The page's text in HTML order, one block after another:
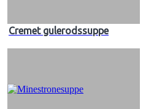
Cremet gulerodssuppe